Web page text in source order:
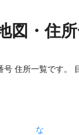
図・住
号 住所一覧です。
な